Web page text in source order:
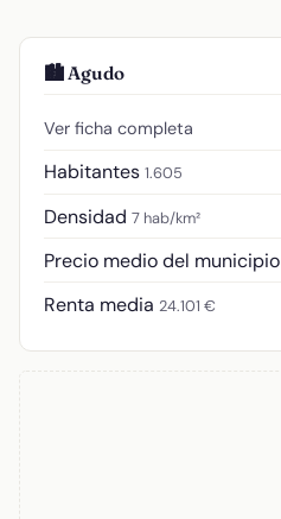
🏙️ Agudo
Ver ficha completa
Habitantes 1.605
Densidad 7 hab/km²
Precio medio del municipio
Renta media 24.101 €